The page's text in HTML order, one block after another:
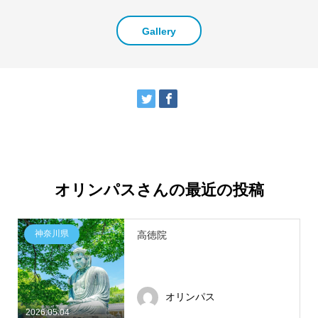
Gallery
オリンパスさんの最近の投稿
2026.05.04
神奈川県 高徳院
オリンパス